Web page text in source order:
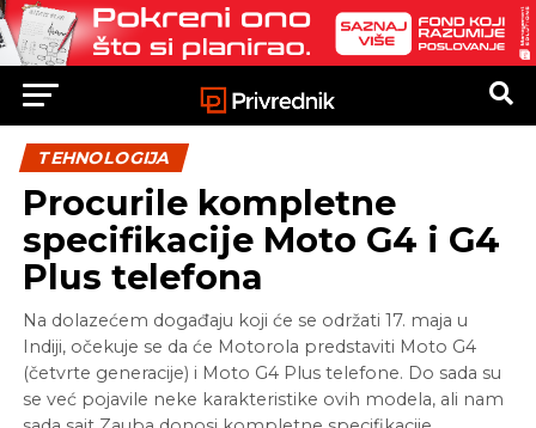
TEHNOLOGIJA
Procurile kompletne
specifikacije Moto G4 i G4
Plus telefona
Na dolazećem događaju koji će se održati 17. maja u
Indiji, očekuje se da će Motorola predstaviti Moto G4
(četvrte generacije) i Moto G4 Plus telefone. Do sada su
se već pojavile neke karakteristike ovih modela, ali nam